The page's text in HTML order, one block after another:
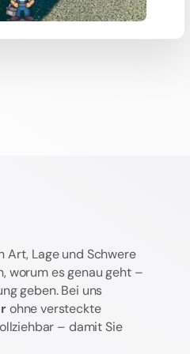
Art, Lage und Schwere
worum es genau geht –
geben. Bei uns
ohne versteckte
– damit Sie